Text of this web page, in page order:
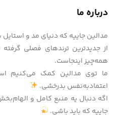
درباره ما
مدالین جاییه که دنیای مد و
از جدیدترین ترندهای فصلی گرفته
همه‌چیز اینجاست.
ما توی مدالین کمک می‌کنیم
اعتمادبه‌نفس بدرخشی.
اگه دنبال یه منبع کامل و
جاییه که باید باشی.